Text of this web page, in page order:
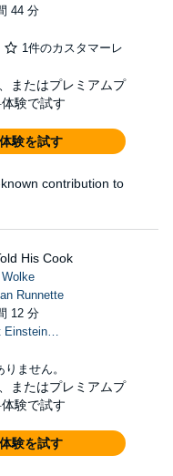
44 分
1件のカスタマーレ
またはプレミアムプ
験で試す
験を試す
contribution to
His Cook
Runnette
12 分
Einstein…
ません。
またはプレミアムプ
験で試す
験を試す